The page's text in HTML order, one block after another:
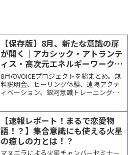
【保存版】8月、新たな意識の扉
が開く｜アカシック・アトランテ
ィス・高次元エネルギーワーク特
集
8月のVOICEプロジェクトを総まとめ。無
料説明会、ヒーリング体験、遠隔アクテ
ィベーション、銀河意識トレーニング、
す。
【速報レポート！まるで恋愛物
語！？】集合意識にも使える火星
の癒しの力とは！？
マヌエラによる火星チャンバーセミナー